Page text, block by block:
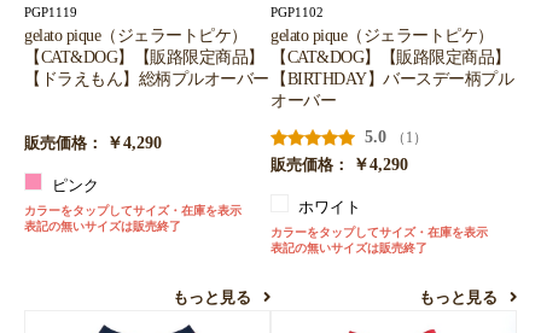
PGP1119
gelato pique（ジェラートピケ）
【CAT&DOG】【販路限定商品】
【ドラえもん】総柄プルオーバー
販売価格： ￥4,290
ピンク
カラーをタップしてサイズ・在庫を表示
表記の無いサイズは販売終了
もっと見る
PGP1102
gelato pique（ジェラートピケ）
【CAT&DOG】【販路限定商品】
【BIRTHDAY】バースデー柄プル
オーバー
5.0
（1）
販売価格：
￥4,290
ホワイト
カラーをタップしてサイズ・在庫を表示
表記の無いサイズは販売終了
もっと見る